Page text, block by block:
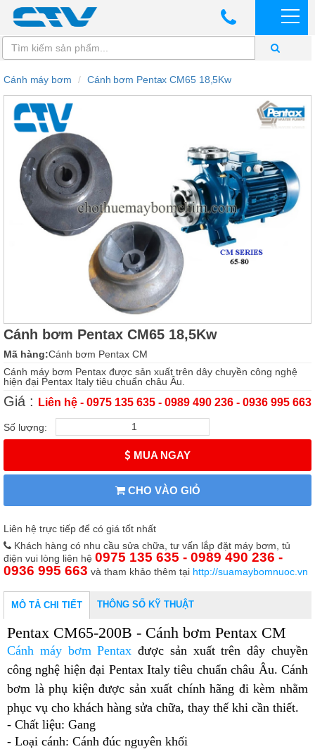
Cánh máy bơm Cánh bơm Pentax CM65 18,5Kw
Cánh bơm Pentax CM65 18,5Kw
Mã hàng:Cánh bơm Pentax CM
Cánh máy bơm Pentax được sản xuất trên dây chuyền công nghệ
hiện đại Pentax Italy tiêu chuẩn châu Âu.
Giá : Liên hệ - 0975 135 635 - 0989 490 236 - 0936 995 663
Số lượng:
MUA NGAY
CHO VÀO GIỎ
Liên hệ trực tiếp để có giá tốt nhất
Khách hàng có nhu cầu sửa chữa, tư vấn lắp đặt máy bơm, tủ
điện vui lòng liên hệ 0975 135 635 - 0989 490 236 -
0936 995 663 và tham khảo thêm tại http://suamaybomnuoc.vn
MÔ TẢ CHI TIẾT THÔNG SỐ KỸ THUẬT
Pentax CM65-200B - Cánh bơm Pentax CM
Cánh máy bơm Pentax được sản xuất trên dây chuyền
công nghệ hiện đại Pentax Italy tiêu chuẩn châu Âu. Cánh
bơm là phụ kiện được sản xuất chính hãng đi kèm nhằm
phục vụ cho khách hàng sửa chữa, thay thế khi cần thiết.
- Chất liệu: Gang
- Loại cánh: Cánh đúc nguyên khối